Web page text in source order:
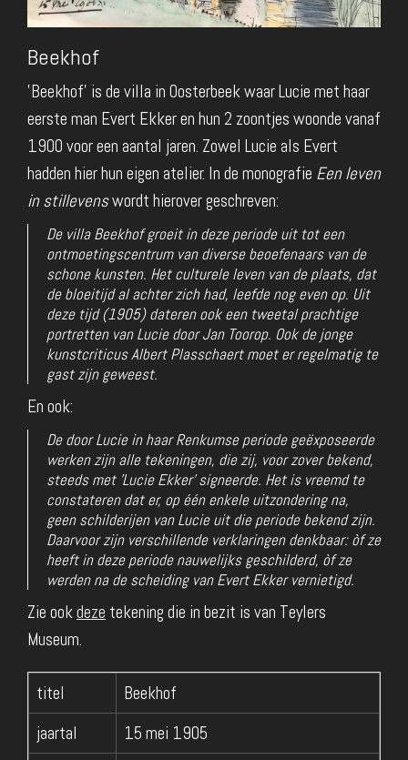
Beekhof
'Beekhof' is de villa in Oosterbeek waar Lucie met haar
eerste man Evert Ekker en hun 2 zoontjes woonde vanaf
1900 voor een aantal jaren. Zowel Lucie als Evert
hadden hier hun eigen atelier. In de monografie Een leven
in stillevenswordt hierover geschreven:
De villa Beekhof groeit in deze periode uit tot een
ontmoetingscentrum van diverse beoefenaars van de
schone kunsten. Het culturele leven van de plaats, dat
de bloeitijd al achter zich had, leefde nog even op. Uit
deze tijd (1905) dateren ook een tweetal prachtige
portretten van Lucie door Jan Toorop. Ook de jonge
kunstcriticus Albert Plasschaert moet er regelmatig te
gast zijn geweest.
En ook:
De door Lucie in haar Renkumse periode geëxposeerde
werken zijn alle tekeningen, die zij, voor zover bekend,
steeds met 'Lucie Ekker' signeerde. Het is vreemd te
constateren dat er, op één enkele uitzondering na,
geen schilderijen van Lucie uit die periode bekend zijn.
Daarvoor zijn verschillende verklaringen denkbaar: òf ze
heeft in deze periode nauwelijks geschilderd, òf ze
werden na de scheiding van Evert Ekker vernietigd.
Zie ookdeze tekening die in bezit is van Teylers
Museum.
titel
Beekhof
jaartal
15 mei 1905